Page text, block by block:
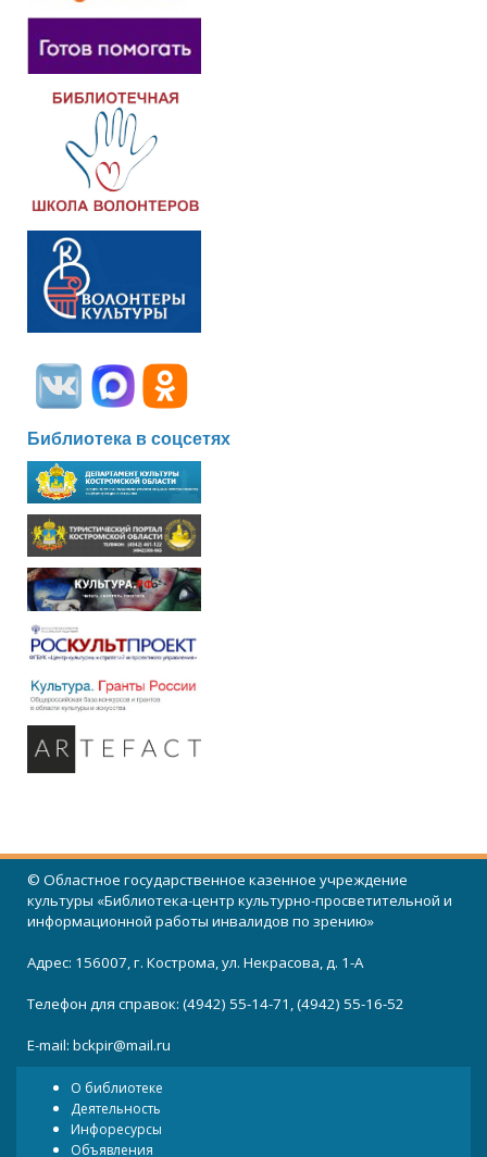
Библиотека в соцсетях
© Областное государственное казенное учреждение
культуры «Библиотека-центр культурно-просветительной и
информационной работы инвалидов по зрению»
Адрес: 156007, г. Кострома, ул. Некрасова, д. 1-А
Телефон для справок: (4942) 55-14-71, (4942) 55-16-52
E-mail: bckpir@mail.ru
О библиотеке
Деятельность
Инфоресурсы
Объявления